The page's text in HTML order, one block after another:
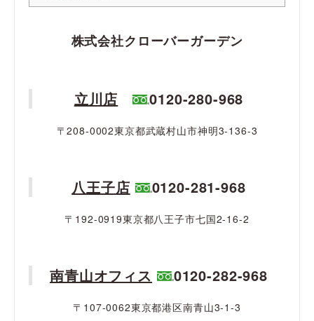
株式会社クローバーガーデン
立川店 0120-280-968
〒208-0002東京都武蔵村山市神明3-136-3
八王子店 0120-281-968
〒192-0919東京都八王子市七国2-16-2
南青山オフィス 0120-282-968
〒107-0062東京都港区南青山3-1-3